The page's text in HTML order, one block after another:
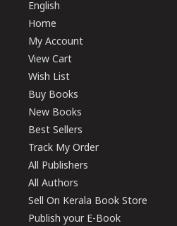
English
Home
My Account
View Cart
Wish List
Buy Books
New Books
Best Sellers
Track My Order
All Publishers
All Authors
Sell On Kerala Book Store
Publish your E-Book